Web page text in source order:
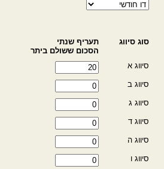
תעריף שנתי
הסכום ששולם ביתר
סוג סיווג
סיווג א
סיווג ב
סיווג ג
סיווג ד
סיווג ה
סיווג ו